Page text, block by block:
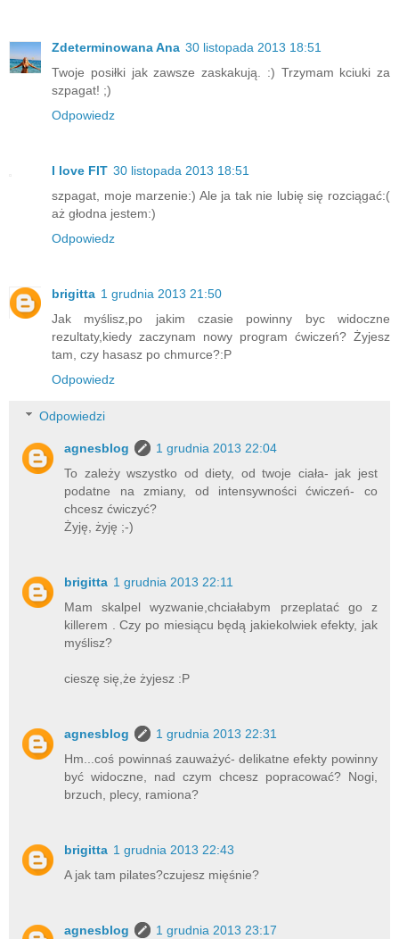
Zdeterminowana Ana 30 listopada 2013 18:51
Twoje posiłki jak zawsze zaskakują. :) Trzymam kciuki za
szpagat! ;)
Odpowiedz
I love FIT 30 listopada 2013 18:51
szpagat, moje marzenie:) Ale ja tak nie lubię się rozciągać:(
aż głodna jestem:)
Odpowiedz
brigitta 1 grudnia 2013 21:50
Jak myślisz,po jakim czasie powinny byc widoczne
rezultaty,kiedy zaczynam nowy program ćwiczeń? Żyjesz
tam, czy hasasz po chmurce?:P
Odpowiedz
Odpowiedzi
agnesblog
1 grudnia 2013 22:04
To zależy wszystko od diety, od twoje ciała- jak jest
podatne na zmiany, od intensywności ćwiczeń- co
chcesz ćwiczyć?
Żyję, żyję ;-)
brigitta 1 grudnia 2013 22:11
Mam skalpel wyzwanie,chciałabym przeplatać go z
killerem . Czy po miesiącu będą jakiekolwiek efekty, jak
myślisz?
cieszę się,że żyjesz :P
agnesblog
1 grudnia 2013 22:31
Hm...coś powinnaś zauważyć- delikatne efekty powinny
być widoczne, nad czym chcesz popracować? Nogi,
brzuch, plecy, ramiona?
brigitta 1 grudnia 2013 22:43
A jak tam pilates?czujesz mięśnie?
agnesblog
1 grudnia 2013 23:17